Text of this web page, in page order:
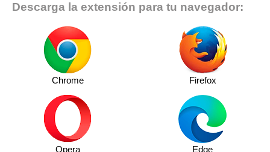
Descarga la extensión para tu navegador:
Chrome Firefox
Opera Edge